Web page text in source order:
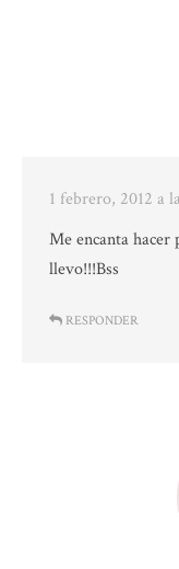
1 febrero, 2012 a
Me encanta hacer
llevo!!!Bss
RESPONDER